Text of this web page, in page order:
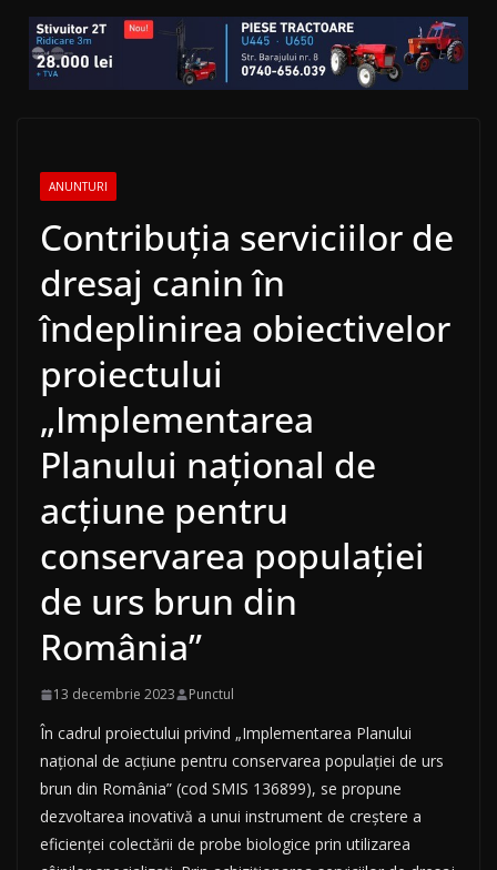
ANUNTURI
Contribuția serviciilor de
dresaj canin în
îndeplinirea obiectivelor
proiectului
„Implementarea
Planului național de
acțiune pentru
conservarea populației
de urs brun din
România”
13 decembrie 2023 Punctul
În cadrul proiectului privind „Implementarea Planului
național de acțiune pentru conservarea populației de urs
brun din România” (cod SMIS 136899), se propune
dezvoltarea inovativă a unui instrument de creștere a
eficienței colectării de probe biologice prin utilizarea